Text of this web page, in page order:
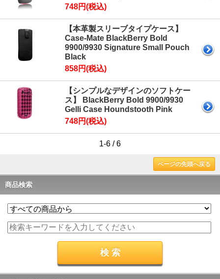
748円(税込)
【本革製スリーブタイプケース】
Case-Mate BlackBerry Bold
9900/9930 Signature Small Pouch
Black
858円(税込)
【シンプルなデザインのソフトケー
ス】 BlackBerry Bold 9900/9930
Gelli Case Houndstooth Pink
748円(税込)
1-6 / 6
ページの先頭へ戻る
商品検索